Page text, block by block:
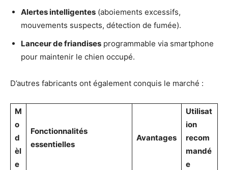
Alertes intelligentes (aboiements excessifs,
mouvements suspects, détection de fumée).
Lanceur de friandises programmable via smartphone
pour maintenir le chien occupé.
D’autres fabricants ont également conquis le marché :
M
o
d
èl
e
Fonctionnalités
essentielles
Avantages
Utilisat
ion
recom
mandé
e